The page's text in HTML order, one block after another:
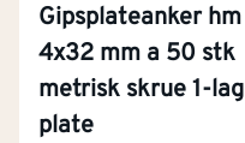
Gipsplateanker hm
4x32 mm a 50 stk
metrisk skrue 1-lag
plate